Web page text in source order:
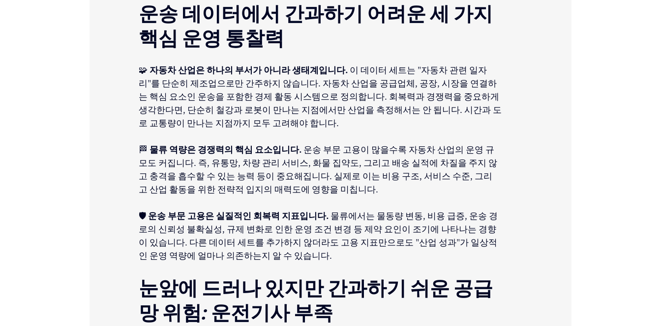
운송 데이터에서 간과하기 어려운 세 가지
핵심 운영 통찰력
🧩 자동차 산업은 하나의 부서가 아니라 생태계입니다. 이 데이터 세트는 "자동차 관련 일자
리"를 단순히 제조업으로만 간주하지 않습니다. 자동차 산업을 공급업체, 공장, 시장을 연결하
는 핵심 요소인 운송을 포함한 경제 활동 시스템으로 정의합니다. 회복력과 경쟁력을 중요하게
생각한다면, 단순히 철강과 로봇이 만나는 지점에서만 산업을 측정해서는 안 됩니다. 시간과 도
로 교통량이 만나는 지점까지 모두 고려해야 합니다.
🏁 물류 역량은 경쟁력의 핵심 요소입니다. 운송 부문 고용이 많을수록 자동차 산업의 운영 규
모도 커집니다. 즉, 유통망, 차량 관리 서비스, 화물 집약도, 그리고 배송 실적에 차질을 주지 않
고 충격을 흡수할 수 있는 능력 등이 중요해집니다. 실제로 이는 비용 구조, 서비스 수준, 그리
고 산업 활동을 위한 전략적 입지의 매력도에 영향을 미칩니다.
🛡️ 운송 부문 고용은 실질적인 회복력 지표입니다. 물류에서는 물동량 변동, 비용 급증, 운송 경
로의 신뢰성 불확실성, 규제 변화로 인한 운영 조건 변경 등 제약 요인이 조기에 나타나는 경향
이 있습니다. 다른 데이터 세트를 추가하지 않더라도 고용 지표만으로도 "산업 성과"가 일상적
인 운영 역량에 얼마나 의존하는지 알 수 있습니다.
눈앞에 드러나 있지만 간과하기 쉬운 공급
망 위험: 운전기사 부족